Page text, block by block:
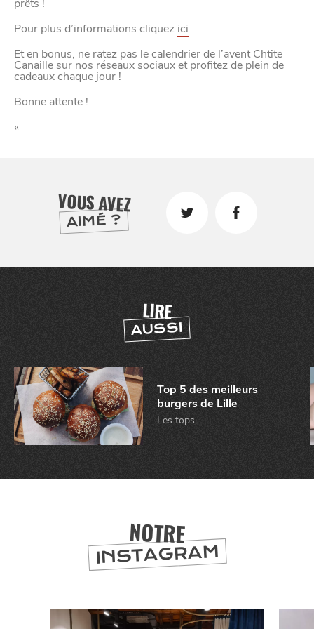
prêts !
Pour plus d’informations cliquez ici
Et en bonus, ne ratez pas le calendrier de l’avent Chtite
Canaille sur nos réseaux sociaux et profitez de plein de
cadeaux chaque jour !
Bonne attente !
«
VOUS AVEZ
AIMÉ ?
LIRE
AUSSI
Top 5 des meilleurs
burgers de Lille
Les tops
NOTRE
INSTAGRAM
BONS PLANS ET ADRESSES
À LILLE
ET SA RÉGION